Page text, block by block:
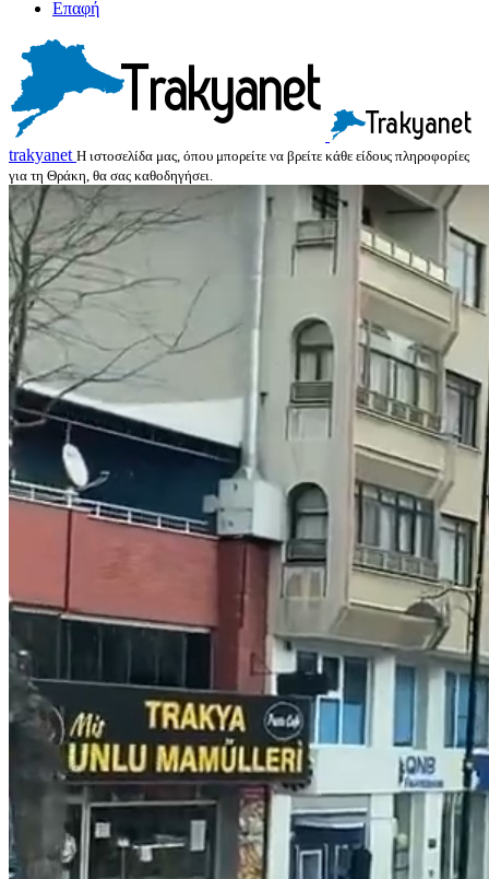
Επαφή
trakyanet Η ιστοσελίδα μας, όπου μπορείτε να βρείτε κάθε είδους πληροφορίες
για τη Θράκη, θα σας καθοδηγήσει.